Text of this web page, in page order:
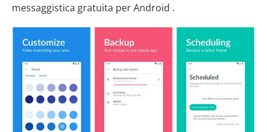
messaggistica gratuita per Android .